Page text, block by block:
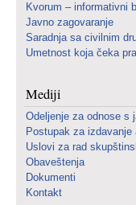
Kvorum – informativni
Javno zagovaranje
Saradnja sa civilnim
Umetnost koja čeka
Mediji
Odeljenje za odnose s
Postupak za izdavanje
Uslovi za rad
Obaveštenja
Dokumenti
Kontakt